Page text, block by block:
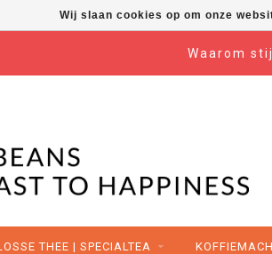
Waarom
THEE | SPECIALTEA
Wij slaan cookies op om onze